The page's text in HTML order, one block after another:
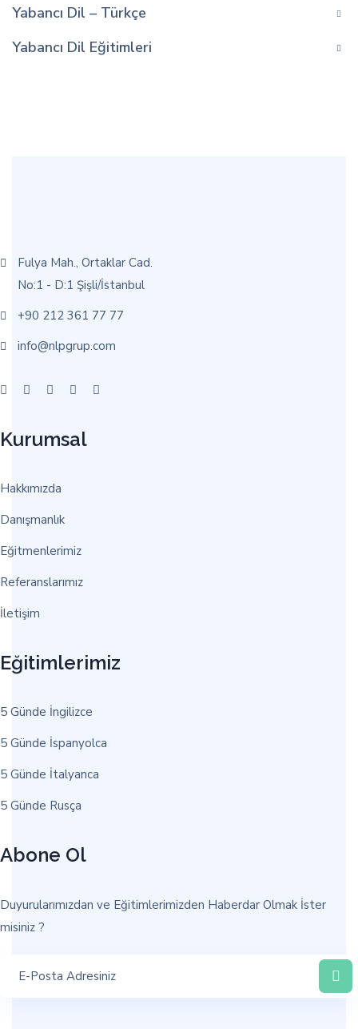
Yabancı Dil – Türkçe
Yabancı Dil Eğitimleri
Fulya Mah., Ortaklar Cad.
No:1 - D:1 Şişli/İstanbul
+90 212 361 77 77
info@nlpgrup.com
Kurumsal
Hakkımızda
Danışmanlık
Eğitmenlerimiz
Referanslarımız
İletişim
Eğitimlerimiz
5 Günde İngilizce
5 Günde İspanyolca
5 Günde İtalyanca
5 Günde Rusça
Abone Ol
Duyurularımızdan ve Eğitimlerimizden Haberdar Olmak İster
misiniz ?